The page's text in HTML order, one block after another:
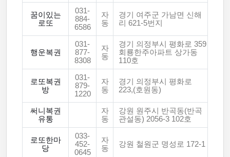
꿈이있는
로또
031-
884-
6586
자
동
경기 여주군 가남면 신해
리 621-5번지
행운복권
031-
877-
8308
자
동
경기 의정부시 평화로 359
회룡한주아파트 상가동
110호
로또복권
방
031-
879-
1220
자
동
경기 의정부시 평화로
223,(호원동)
써니복권
유통
자
동
강원 원주시 반곡동(반곡
관설동) 2056-3 102호
로또한마
당
033-
452-
0645
자
동
강원 철원군 명성로 172-1